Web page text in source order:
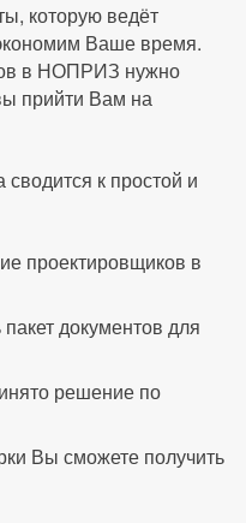
которую ведёт
Ваше время.
в НОПРИЗ нужно
прийти Вам на
к простой и
проектировщиков в
документов для
решение по
Вы сможете получить